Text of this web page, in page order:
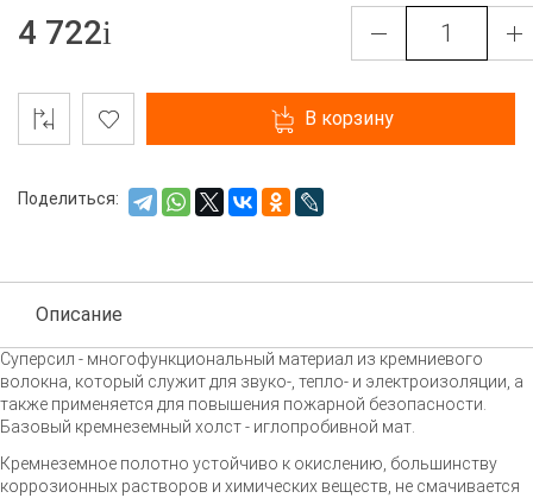
4 722
В корзину
Поделиться:
Описание
Суперсил - многофункциональный материал из кремниевого
волокна, который служит для звуко-, тепло- и электроизоляции, а
также применяется для повышения пожарной безопасности.
Базовый кремнеземный холст - иглопробивной мат.
Кремнеземное полотно устойчиво к окислению, большинству
коррозионных растворов и химических веществ, не смачивается